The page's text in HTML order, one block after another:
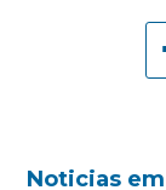
Noticias